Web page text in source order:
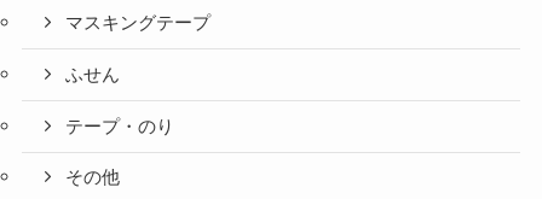
マスキングテープ
ふせん
テープ・のり
その他